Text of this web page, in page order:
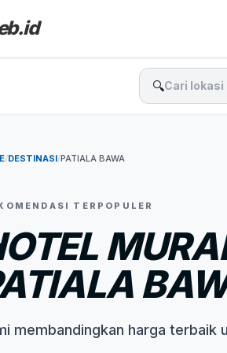
🔍
/DESTINASI/PATIALA BAWA
TERPOPULER
membandingkan harga terbaik